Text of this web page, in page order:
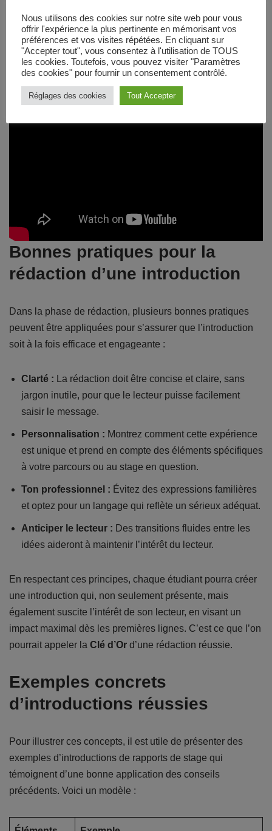
Deuxième partie :Missions effectuées et méthodologie.
Troisième partie :Analyse critique des résultats et
recommandations.
Bonnes pratiques pour la
rédaction d’une introduction
Dans la phase de rédaction, plusieurs bonnes pratiques
peuvent être appliquées pour s’assurer que l’introduction
soit à la fois efficace et engageante :
Clarté : La rédaction doit être concise et claire, sans
jargon inutile, pour que le lecteur puisse facilement
saisir le message.
Personnalisation : Montrez comment cette expérience
est unique et prend en compte des éléments spécifiques
à votre parcours ou au stage en question.
Ton professionnel : Évitez des expressions familières
et optez pour un langage qui reflète un sérieux adéquat.
Anticiper le lecteur : Des transitions fluides entre les
idées aideront à maintenir l’intérêt du lecteur.
En respectant ces principes, chaque étudiant pourra créer
une introduction qui, non seulement présente, mais
également suscite l’intérêt de son lecteur, en visant un
impact maximal dès les premières lignes. C’est ce que l’on
pourrait appeler la Clé d’Or d’une rédaction réussie.
Exemples concrets
d’introductions réussies
Pour illustrer ces concepts, il est utile de présenter des
exemples d’introductions de rapports de stage qui
témoignent d’une bonne application des conseils
précédents. Voici un modèle :
Nous utilisons des cookies sur notre site web pour vous
offrir l'expérience la plus pertinente en mémorisant vos
préférences et vos visites répétées. En cliquant sur
"Accepter tout", vous consentez à l'utilisation de TOUS
les cookies. Toutefois, vous pouvez visiter "Paramètres
des cookies" pour fournir un consentement contrôlé.
Réglages des cookies Tout Accepter